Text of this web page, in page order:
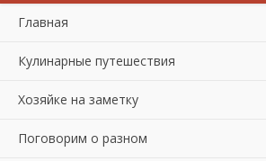
Главная
Кулинарные путешествия
Хозяйке на заметку
Поговорим о разном